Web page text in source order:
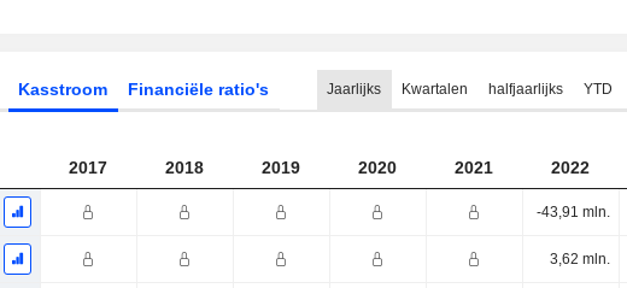
Kasstroom Financiële ratio's Jaarlijks Kwartalen halfjaarlijks YTD
2017 2018 2019 2020 2021 2022
-43,91 mln.
3,62 mln.